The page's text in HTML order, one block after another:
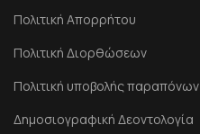
Πολιτική Απορρήτου
Πολιτική Διορθώσεων
Πολιτική υποβολής παραπόνων
Δημοσιογραφική Δεοντολογία